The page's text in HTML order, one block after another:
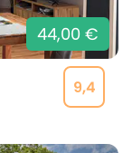
44,00 €
9,4